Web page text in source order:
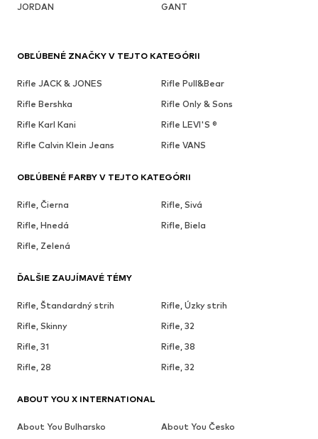
JORDAN
GANT
OBĽÚBENÉ ZNAČKY V TEJTO KATEGÓRII
Rifle JACK & JONES
Rifle Pull&Bear
Rifle Bershka
Rifle Only & Sons
Rifle Karl Kani
Rifle LEVI'S ®
Rifle Calvin Klein Jeans
Rifle VANS
OBĽÚBENÉ FARBY V TEJTO KATEGÓRII
Rifle, Čierna
Rifle, Sivá
Rifle, Hnedá
Rifle, Biela
Rifle, Zelená
ĎALŠIE ZAUJÍMAVÉ TÉMY
Rifle, Štandardný strih
Rifle, Úzky strih
Rifle, Skinny
Rifle, 32
Rifle, 31
Rifle, 38
Rifle, 28
Rifle, 32
ABOUT YOU X INTERNATIONAL
About You Bulharsko
About You Česko